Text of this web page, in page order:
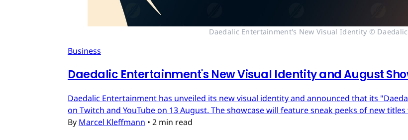
Daedalic Entertainment's New Visual Identity ©
Business
Daedalic Entertainment's New Visual Identity and August
Daedalic Entertainment has unveiled its new visual identity and announced that its
on Twitch and YouTube on 13 August. The showcase will feature sneak peeks of new
By Marcel Kleffmann • 2 min read